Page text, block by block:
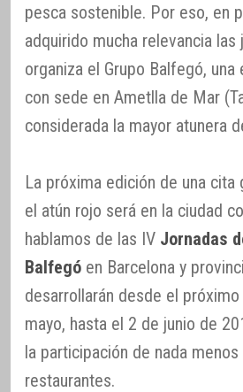
pesca sostenible. Por eso, en
adquirido mucha relevancia las
organiza el Grupo Balfegó,
con sede en Ametlla de Mar
considerada la mayor atunera
La próxima edición de una cita
el atún rojo será en la ciudad
hablamos de las IV Jornadas
Balfegó en Barcelona y
desarrollarán desde el
mayo, hasta el 2 de junio de
la participación de nada
restaurantes.